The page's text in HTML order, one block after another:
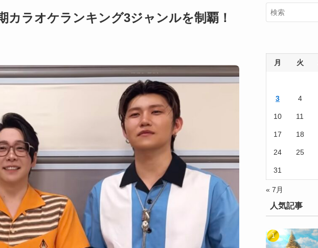
カラオケランキング3ジャンルを制覇！
月 火
3 4
10 11
17 18
24 25
31
« 7月
人気記事